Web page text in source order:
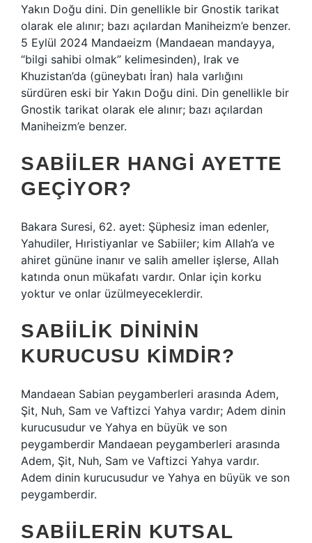
Yakın Doğu dini. Din genellikle bir Gnostik tarikat
olarak ele alınır; bazı açılardan Maniheizm’e benzer.
5 Eylül 2024 Mandaeizm (Mandaean mandayya,
“bilgi sahibi olmak” kelimesinden), Irak ve
Khuzistan’da (güneybatı İran) hala varlığını
sürdüren eski bir Yakın Doğu dini. Din genellikle bir
Gnostik tarikat olarak ele alınır; bazı açılardan
Maniheizm’e benzer.
SABIILER HANGI AYETTE
GEÇIYOR?
Bakara Suresi, 62. ayet: Şüphesiz iman edenler,
Yahudiler, Hıristiyanlar ve Sabiiler; kim Allah’a ve
ahiret gününe inanır ve salih ameller işlerse, Allah
katında onun mükafatı vardır. Onlar için korku
yoktur ve onlar üzülmeyeceklerdir.
SABIILIK DINININ
KURUCUSU KIMDIR?
Mandaean Sabian peygamberleri arasında Adem,
Şit, Nuh, Sam ve Vaftizci Yahya vardır; Adem dinin
kurucusudur ve Yahya en büyük ve son
peygamberdir Mandaean peygamberleri arasında
Adem, Şit, Nuh, Sam ve Vaftizci Yahya vardır.
Adem dinin kurucusudur ve Yahya en büyük ve son
peygamberdir.
SABIILERIN KUTSAL